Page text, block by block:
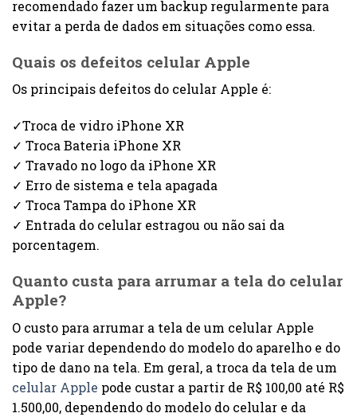
recomendado fazer um backup regularmente para
evitar a perda de dados em situações como essa.
Quais os defeitos celular Apple
Os principais defeitos do celular Apple é:
✓Troca de vidro iPhone XR
✓ Troca Bateria iPhone XR
✓ Travado no logo da iPhone XR
✓ Erro de sistema e tela apagada
✓ Troca Tampa do iPhone XR
✓ Entrada do celular estragou ou não sai da
porcentagem.
Quanto custa para arrumar a tela do celular
Apple?
O custo para arrumar a tela de um celular Apple
pode variar dependendo do modelo do aparelho e do
tipo de dano na tela. Em geral, a troca da tela de um
celular Apple pode custar a partir de R$ 100,00 até R$
1.500,00, dependendo do modelo do celular e da